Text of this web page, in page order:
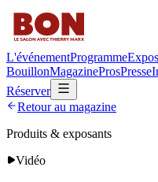
L'événementProgramme
BouillonMagazineProsPresse
Réserver
Retour au magazine
Produits & exposants
Vidéo